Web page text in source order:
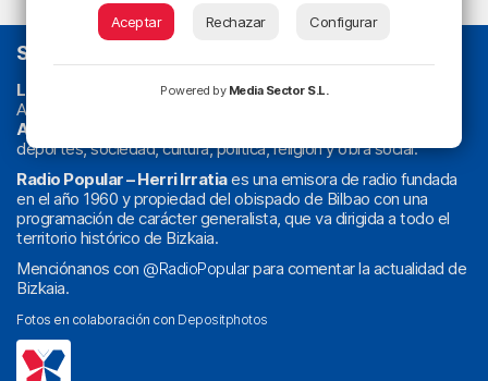
SOBRE NOSOTROS
La radio sin cadenas. Desde 1960 haciendo radio en Bilbao.
Actualidad y
Athletic
deportes, sociedad, cultura, política, religión y obra social.
Radio Popular – Herri Irratiaes una emisora de radio fundada
en el año 1960 y propiedad del obispado de Bilbao con una
programación de carácter generalista, que va dirigida a todo el
territorio histórico de Bizkaia.
Menciónanos con @RadioPopularpara comentar la actualidad de
Bizkaia.
Fotos en colaboración con Depositphotos
Aceptar Rechazar Configurar
Powered by Media Sector S.L.